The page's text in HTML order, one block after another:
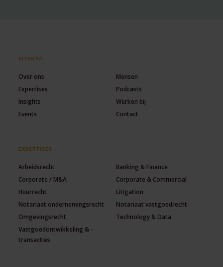
SITEMAP
Over ons
Mensen
Expertises
Podcasts
Insights
Werken bij
Events
Contact
EXPERTISES
Arbeidsrecht
Banking & Finance
Corporate / M&A
Corporate & Commercial
Huurrecht
Litigation
Notariaat ondernemingsrecht
Notariaat vastgoedrecht
Omgevingsrecht
Technology & Data
Vastgoedontwikkeling & -
transacties